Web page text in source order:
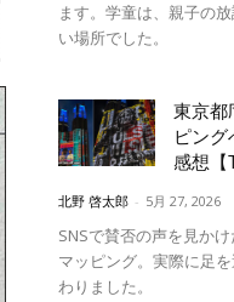
ます。学童は、親子の
い場所でした。
東京都
ピング
感想【
北野 啓太郎 - 5月 27, 2026
SNSで賛否の声を見か
マッピング。実際に足
わりました。